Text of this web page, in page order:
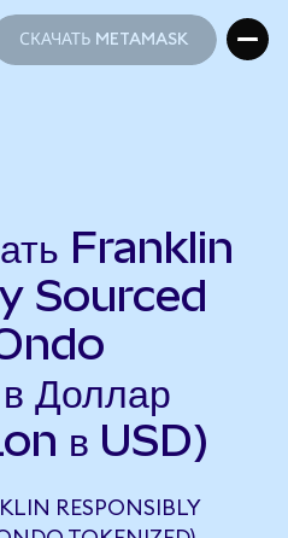
СКАЧАТЬ METAMASK
Franklin
Sourced
Доллар
в USD)
RESPONSIBLY